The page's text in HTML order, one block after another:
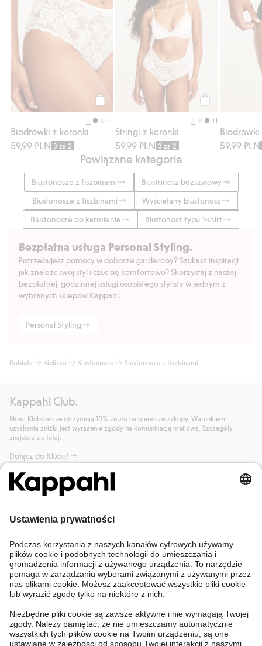
Kup
+1
Biodrówki z koronki
59,99 PLN 3 za 2
+1
Stringi z koronki
59,99 PLN 3 za 2
59,99 PLN
Powiązane kategorie
Biustonosze z fiszbinami
Biustonosz bezszwowy
Biustonosze z fiszbinami
Wyściełany biustonosz
Biustonosze do karmienia
Biustonosz typu T-shirt
Bezpłatna usługa Personal Styling.
Potrzebujesz pomocy w doborze garderoby? Szukasz inspiracji
jak znaleźć swój styl i czuć się komfortowo? Skorzystaj z naszej
bezpłatnej, godzinnej usługi osobistego stylisty w jednym z
wybranych sklepów Kappahl.
Personal Styling
Kobieta Bielizna Biustonosze Biustonosze z fiszbinami
Kappahl Club.
Nowi Klubowicze otrzymują 15% zniżki na pierwsze zakupy. Warunkiem
uzyskania zniżki jest wyrażenie zgody na komunikację mailową. Szczegóły
znajdują się tutaj.
Dołącz do Klubu!
Potrzebujesz pomocy?
Sklep internetowy
Częste pytania
Kappahl Club
Mój profil
O nas